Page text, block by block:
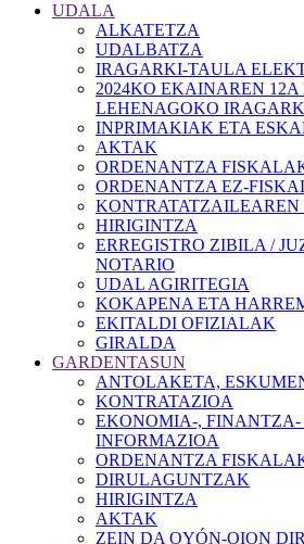
UDALA
ALKATETZA
UDALBATZA
IRAGARKI-TAULA
2024KO EKAINAREN 12A
LEHENAGOKO
INPRIMAKIAK ETA
AKTAK
ORDENANTZA
ORDENANTZA EZ-
KONTRATATZAILEAREN
HIRIGINTZA
ERREGISTRO ZIBILA /
NOTARIO
UDAL AGIRITEGIA
KOKAPENA ETA
EKITALDI OFIZIALAK
GIRALDA
GARDENTASUN
ANTOLAKETA,
KONTRATAZIOA
EKONOMIA-,
INFORMAZIOA
ORDENANTZA
DIRULAGUNTZAK
HIRIGINTZA
AKTAK
ZEIN DA OYÓN-OION